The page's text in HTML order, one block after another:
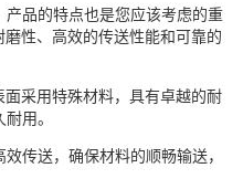
品的特点也是您应该考虑的重
性、高效的传送性能和可靠的
采用特殊材料，具有卓越的耐
用。
传送，确保材料的顺畅输送，